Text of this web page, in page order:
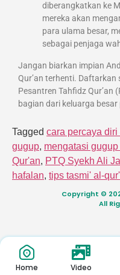
diberangkatkan ke
mereka akan
para ulama besar,
sebagai penjaga
Jangan biarkan impian
Qur’an terhenti.
Pesantren Tahfidz Qur’an
bagian dari keluarga besar
Tagged cara percaya diri
gugup, mengatasi
Qur'an, PTQ Syekh Ali
hafalan, tips tasmi' al-
Copyright ©
All
Home Video